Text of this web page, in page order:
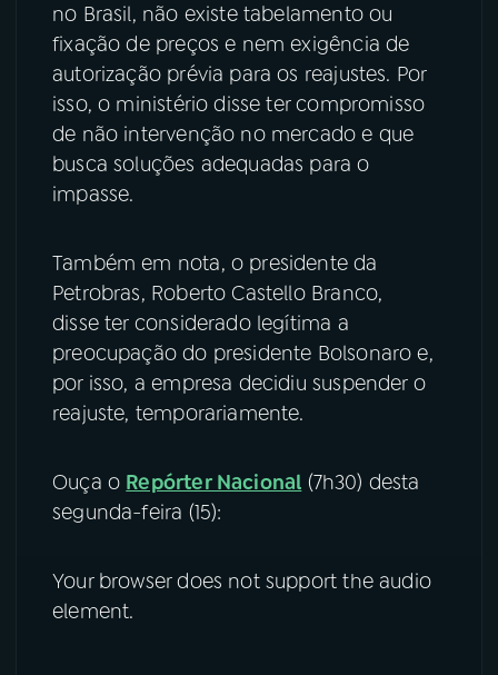
no Brasil, não existe tabelamento ou
fixação de preços e nem exigência de
autorização prévia para os reajustes. Por
isso, o ministério disse ter compromisso
de não intervenção no mercado e que
busca soluções adequadas para o
impasse.
Também em nota, o presidente da
Petrobras, Roberto Castello Branco,
disse ter considerado legítima a
preocupação do presidente Bolsonaro e,
por isso, a empresa decidiu suspender o
reajuste, temporariamente.
Ouça o Repórter Nacional (7h30) desta
segunda-feira (15):
Your browser does not support the audio
element.